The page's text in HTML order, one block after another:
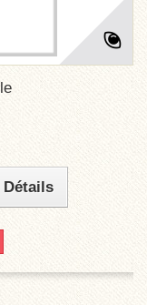
Détails